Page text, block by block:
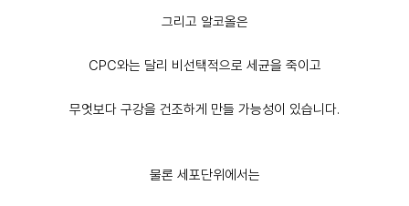
그리고 알코올은
CPC와는 달리 비선택적으로 세균을 죽이고
무엇보다 구강을 건조하게 만들 가능성이 있습니다.
물론 세포단위에서는